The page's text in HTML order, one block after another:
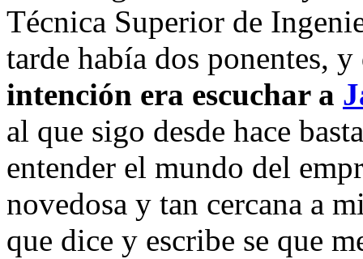
Técnica Superior de
tarde había dos ponentes,
intención era escuchar a
al que sigo desde hace
entender el mundo del
novedosa y tan cercana a
que dice y escribe se que